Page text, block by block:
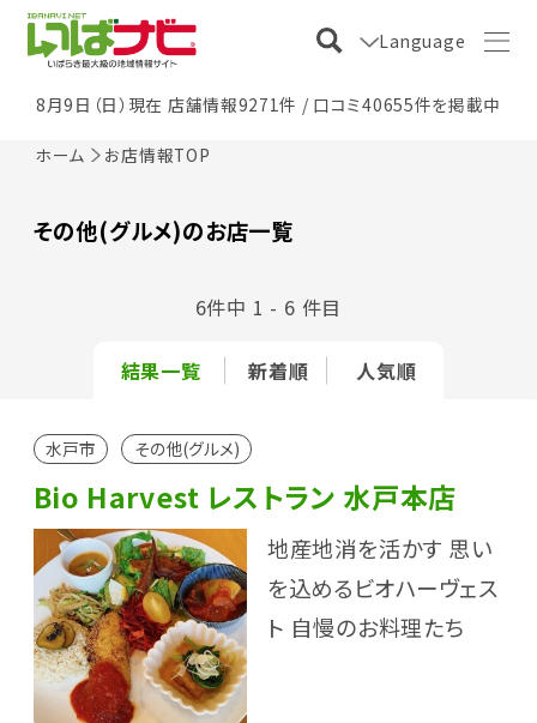
Language
8月9日（日）現在 店舗情報9271件 / 口コミ40655件を掲載中
ホーム お店情報TOP
その他(グルメ)のお店一覧
結果一覧 新着順 人気順
6件中 1 - 6 件目
水戸市 その他(グルメ)
Bio Harvest レストラン 水戸本店
地産地消を活かす 思い
を込めるビオハーヴェス
ト 自慢のお料理たち